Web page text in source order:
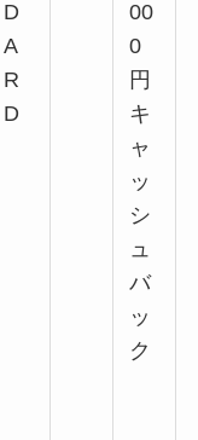
D
A
R
D
00
0
円
キ
ャ
ッ
シ
ュ
バ
ッ
ク